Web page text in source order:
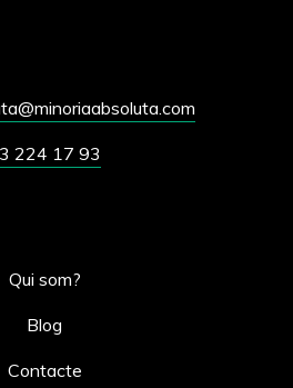
224 17 93
Qui som?
Blog
Contacte